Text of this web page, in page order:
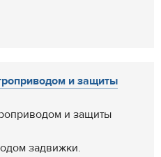
и защиты
и защиты
задвижки.